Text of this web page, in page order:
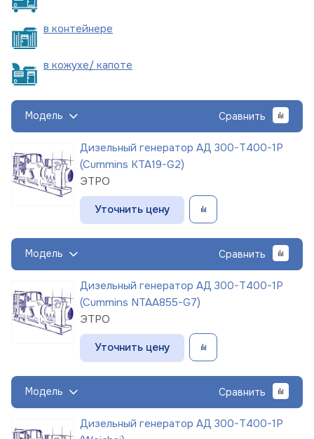
в контейнере
в кожухе/ капоте
Модель Сравнить
Дизельный генератор АД 300-Т400-1Р
(Cummins KTA19-G2)
ЭТРО
Уточнить цену
Модель Сравнить
Дизельный генератор АД 300-Т400-1Р
(Cummins NTAA855-G7)
ЭТРО
Уточнить цену
Модель Сравнить
Дизельный генератор АД 300-Т400-1Р